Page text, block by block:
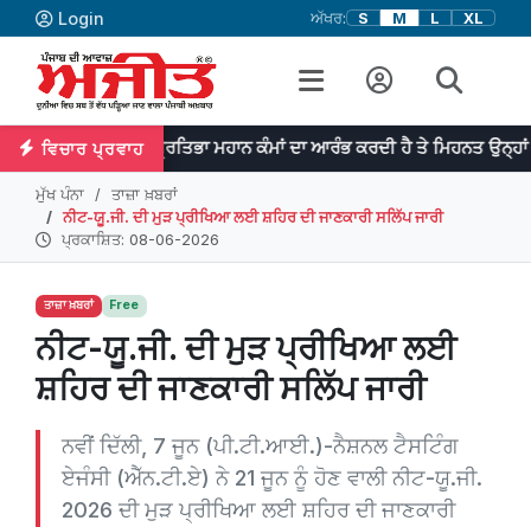
Login ਅੱਖਰ: S M L XL
ਵਿਚਾਰ ਪ੍ਰਵਾਹ
ਪ੍ਰਤਿਭਾ ਮਹਾਨ ਕੰਮਾਂ ਦਾ ਆਰੰਭ ਕਰਦੀ ਹੈ ਤੇ ਮਿਹਨਤ ਉਨ੍ਹਾਂ ਨੂੰ ਨੇਪਰੇ
ਮੁੱਖ ਪੰਨਾ
ਤਾਜ਼ਾ ਖ਼ਬਰਾਂ
ਨੀਟ-ਯੂ.ਜੀ. ਦੀ ਮੁੜ ਪ੍ਰੀਖਿਆ ਲਈ ਸ਼ਹਿਰ ਦੀ ਜਾਣਕਾਰੀ ਸਲਿੱਪ ਜਾਰੀ
ਪ੍ਰਕਾਸ਼ਿਤ: 08-06-2026
ਤਾਜ਼ਾ ਖ਼ਬਰਾਂ Free
ਨੀਟ-ਯੂ.ਜੀ. ਦੀ ਮੁੜ ਪ੍ਰੀਖਿਆ ਲਈ
ਸ਼ਹਿਰ ਦੀ ਜਾਣਕਾਰੀ ਸਲਿੱਪ ਜਾਰੀ
ਨਵੀਂ ਦਿੱਲੀ, 7 ਜੂਨ (ਪੀ.ਟੀ.ਆਈ.)-ਨੈਸ਼ਨਲ ਟੈਸਟਿੰਗ
ਏਜੰਸੀ (ਐੱਨ.ਟੀ.ਏ) ਨੇ 21 ਜੂਨ ਨੂੰ ਹੋਣ ਵਾਲੀ ਨੀਟ-ਯੂ.ਜੀ.
2026 ਦੀ ਮੁੜ ਪ੍ਰੀਖਿਆ ਲਈ ਸ਼ਹਿਰ ਦੀ ਜਾਣਕਾਰੀ